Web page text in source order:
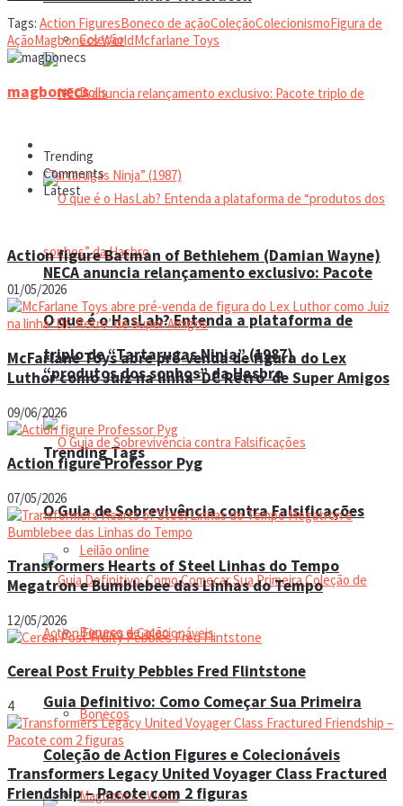
NECA anuncia relançamento exclusivo: Pacote
triplo de “Tartarugas Ninja” (1987)
Trending Tags
Leilão online
Boneco de ação
Bonecos
Magbonecs World
Coleção
Dolls
O que é o HasLab? Entenda a plataforma de
“produtos dos sonhos” da Hasbro
O Guia de Sobrevivência contra Falsificações
Guia Definitivo: Como Começar Sua Primeira
Coleção de Action Figures e Colecionáveis
Tags: Action FiguresBoneco de açãoColeçãoColecionismoFigura de
AçãoMagbonecs WorldMcfarlane Toys
magbonecs
Trending
Comments
Latest
Action figure Batman of Bethlehem (Damian Wayne)
01/05/2026
McFarlane Toys abre pré-venda de figura do Lex
Luthor como Juiz na linha ‘DC Retro’ de Super Amigos
09/06/2026
Action figure Professor Pyg
07/05/2026
Transformers Hearts of Steel Linhas do Tempo
Megatron e Bumblebee das Linhas do Tempo
12/05/2026
Cereal Post Fruity Pebbles Fred Flintstone
4
Transformers Legacy United Voyager Class Fractured
Friendship – Pacote com 2 figuras